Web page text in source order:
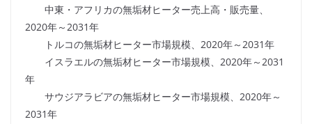
中東・アフリカの無垢材ヒーター売上高・販売量、
2020年～2031年
トルコの無垢材ヒーター市場規模、2020年～2031年
イスラエルの無垢材ヒーター市場規模、2020年～2031
年
サウジアラビアの無垢材ヒーター市場規模、2020年～
2031年